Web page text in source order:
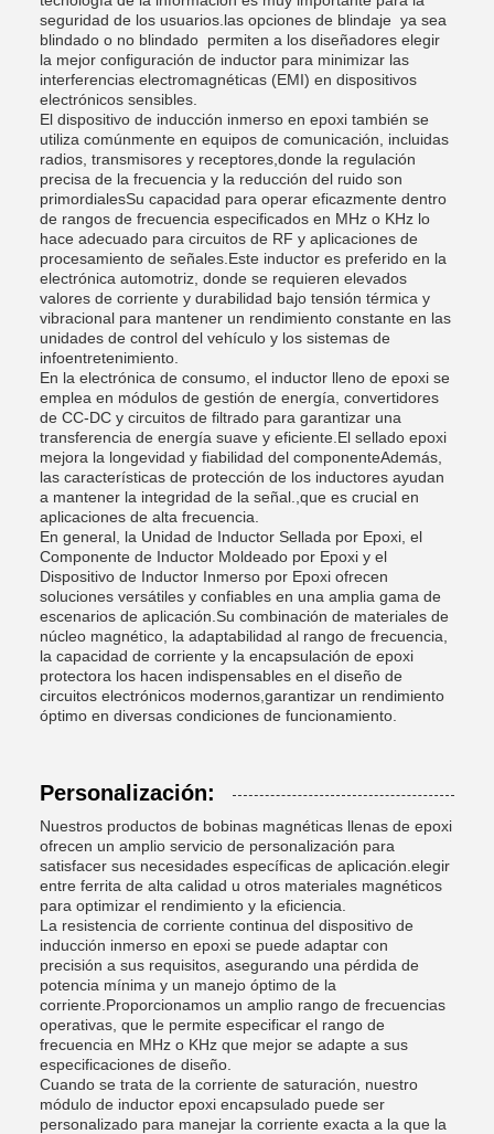
seguridad de los usuarios.las opciones de blindaje  ya sea
blindado o no blindado  permiten a los diseñadores elegir
la mejor configuración de inductor para minimizar las
interferencias electromagnéticas (EMI) en dispositivos
electrónicos sensibles.
El dispositivo de inducción inmerso en epoxi también se
utiliza comúnmente en equipos de comunicación, incluidas
radios, transmisores y receptores,donde la regulación
precisa de la frecuencia y la reducción del ruido son
primordialesSu capacidad para operar eficazmente dentro
de rangos de frecuencia especificados en MHz o KHz lo
hace adecuado para circuitos de RF y aplicaciones de
procesamiento de señales.Este inductor es preferido en la
electrónica automotriz, donde se requieren elevados
valores de corriente y durabilidad bajo tensión térmica y
vibracional para mantener un rendimiento constante en las
unidades de control del vehículo y los sistemas de
infoentretenimiento.
En la electrónica de consumo, el inductor lleno de epoxi se
emplea en módulos de gestión de energía, convertidores
de CC-DC y circuitos de filtrado para garantizar una
transferencia de energía suave y eficiente.El sellado epoxi
mejora la longevidad y fiabilidad del componenteAdemás,
las características de protección de los inductores ayudan
a mantener la integridad de la señal.,que es crucial en
aplicaciones de alta frecuencia.
En general, la Unidad de Inductor Sellada por Epoxi, el
Componente de Inductor Moldeado por Epoxi y el
Dispositivo de Inductor Inmerso por Epoxi ofrecen
soluciones versátiles y confiables en una amplia gama de
escenarios de aplicación.Su combinación de materiales de
núcleo magnético, la adaptabilidad al rango de frecuencia,
la capacidad de corriente y la encapsulación de epoxi
protectora los hacen indispensables en el diseño de
circuitos electrónicos modernos,garantizar un rendimiento
óptimo en diversas condiciones de funcionamiento.
Personalización:
Nuestros productos de bobinas magnéticas llenas de epoxi
ofrecen un amplio servicio de personalización para
satisfacer sus necesidades específicas de aplicación.elegir
entre ferrita de alta calidad u otros materiales magnéticos
para optimizar el rendimiento y la eficiencia.
La resistencia de corriente continua del dispositivo de
inducción inmerso en epoxi se puede adaptar con
precisión a sus requisitos, asegurando una pérdida de
potencia mínima y un manejo óptimo de la
corriente.Proporcionamos un amplio rango de frecuencias
operativas, que le permite especificar el rango de
frecuencia en MHz o KHz que mejor se adapte a sus
especificaciones de diseño.
Cuando se trata de la corriente de saturación, nuestro
módulo de inductor epoxi encapsulado puede ser
personalizado para manejar la corriente exacta a la que la